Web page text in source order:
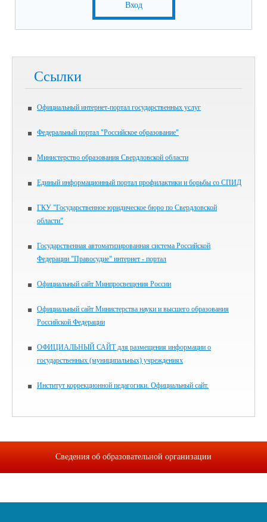
Вход
Ссылки
Официальный интернет-портал государственных услуг
Федеральный портал "Российское образование"
Министерство образования Свердловской области
Единый информационный портал профилактики и борьбы со СПИД
ГКУ "Государственное юридическое бюро по Свердловской
области"
Государственная автоматизированная система Российской
Федерации "Правосудие" интернет - портал
Официальный сайт Минпросвещения России
Официальный сайт Министерства науки и высшего образования
Российской Федерации
ОФИЦИАЛЬНЫЙ САЙТ для размещения информации о
государственных (муниципальных) учреждениях
Институт коррекционной педагогики. Официальный сайт.
Сведения об образовательной организации